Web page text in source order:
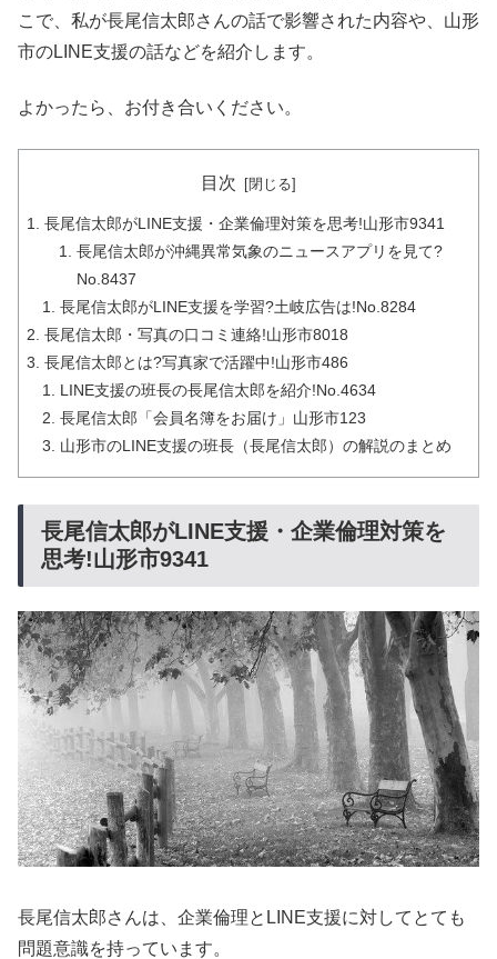
こで、私が長尾信太郎さんの話で影響された内容や、山形
市のLINE支援の話などを紹介します。
よかったら、お付き合いください。
目次
長尾信太郎がLINE支援・企業倫理対策を思考!山形市9341
長尾信太郎が沖縄異常気象のニュースアプリを見て?
No.8437
長尾信太郎がLINE支援を学習?土岐広告は!No.8284
長尾信太郎・写真の口コミ連絡!山形市8018
長尾信太郎とは?写真家で活躍中!山形市486
LINE支援の班長の長尾信太郎を紹介!No.4634
長尾信太郎「会員名簿をお届け」山形市123
山形市のLINE支援の班長（長尾信太郎）の解説のまとめ
長尾信太郎がLINE支援・企業倫理対策を
思考!山形市9341
長尾信太郎さんは、企業倫理とLINE支援に対してとても
問題意識を持っています。